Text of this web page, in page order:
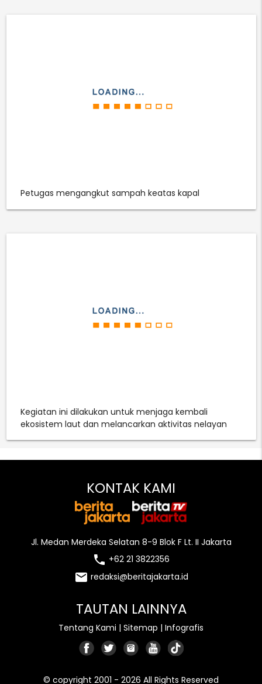
Petugas mengangkut sampah keatas kapal
Kegiatan ini dilakukan untuk menjaga kembali
ekosistem laut dan melancarkan aktivitas nelayan
KONTAK KAMI
Jl. Medan Merdeka Selatan 8-9 Blok F Lt. II Jakarta
local_phone +62 21 3822356
email redaksi@beritajakarta.id
TAUTAN LAINNYA
Tentang Kami | Sitemap | Infografis
© copyright 2001 - 2026 All Rights Reserved